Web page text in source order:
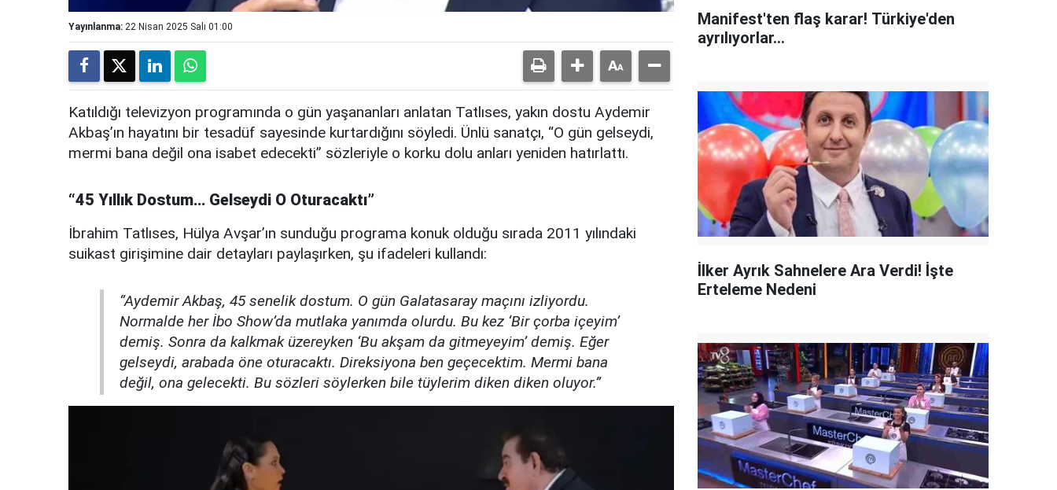
Yayınlanma: 22 Nisan 2025 Salı 01:00
Katıldığı televizyon programında o gün yaşananları anlatan Tatlıses, yakın dostu Aydemir
Akbaş’ın hayatını bir tesadüf sayesinde kurtardığını söyledi. Ünlü sanatçı, “O gün gelseydi,
mermi bana değil ona isabet edecekti” sözleriyle o korku dolu anları yeniden hatırlattı.
“45 Yıllık Dostum… Gelseydi O Oturacaktı”
İbrahim Tatlıses, Hülya Avşar’ın sunduğu programa konuk olduğu sırada 2011 yılındaki
suikast girişimine dair detayları paylaşırken, şu ifadeleri kullandı:
“Aydemir Akbaş, 45 senelik dostum. O gün Galatasaray maçını izliyordu.
Normalde her İbo Show’da mutlaka yanımda olurdu. Bu kez ‘Bir çorba içeyim’
demiş. Sonra da kalkmak üzereyken ‘Bu akşam da gitmeyeyim’ demiş. Eğer
gelseydi, arabada öne oturacaktı. Direksiyona ben geçecektim. Mermi bana
değil, ona gelecekti. Bu sözleri söylerken bile tüylerim diken diken oluyor.”
Manifest'ten flaş karar! Türkiye'den
ayrılıyorlar...
İlker Ayrık Sahnelere Ara Verdi! İşte
Erteleme Nedeni